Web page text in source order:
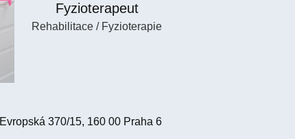
Fyzioterapeut
Rehabilitace / Fyzioterapie
Evropská 370/15, 160 00 Praha 6